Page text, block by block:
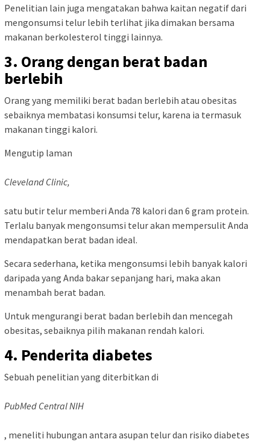
Penelitian lain juga mengatakan bahwa kaitan negatif dari
mengonsumsi telur lebih terlihat jika dimakan bersama
makanan berkolesterol tinggi lainnya.
3. Orang dengan berat badan
berlebih
Orang yang memiliki berat badan berlebih atau obesitas
sebaiknya membatasi konsumsi telur, karena ia termasuk
makanan tinggi kalori.
Mengutip laman
Cleveland Clinic,
satu butir telur memberi Anda 78 kalori dan 6 gram protein.
Terlalu banyak mengonsumsi telur akan mempersulit Anda
mendapatkan berat badan ideal.
Secara sederhana, ketika mengonsumsi lebih banyak kalori
daripada yang Anda bakar sepanjang hari, maka akan
menambah berat badan.
Untuk mengurangi berat badan berlebih dan mencegah
obesitas, sebaiknya pilih makanan rendah kalori.
4. Penderita diabetes
Sebuah penelitian yang diterbitkan di
PubMed Central NIH
, meneliti hubungan antara asupan telur dan risiko diabetes